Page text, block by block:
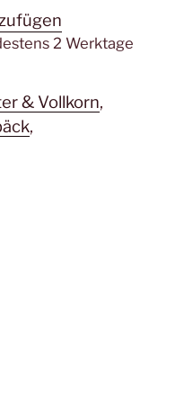
2 Werktage
& Vollkorn,
,